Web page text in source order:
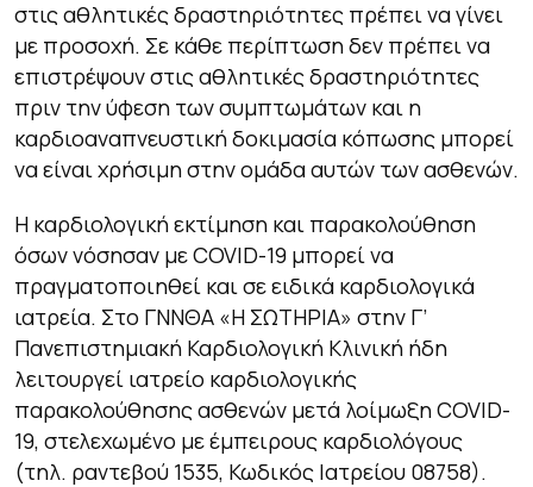
στις αθλητικές δραστηριότητες πρέπει να γίνει
με προσοχή. Σε κάθε περίπτωση δεν πρέπει να
επιστρέψουν στις αθλητικές δραστηριότητες
πριν την ύφεση των συμπτωμάτων και η
καρδιοαναπνευστική δοκιμασία κόπωσης μπορεί
να είναι χρήσιμη στην ομάδα αυτών των ασθενών.
Η καρδιολογική εκτίμηση και παρακολούθηση
όσων νόσησαν με COVID-19 μπορεί να
πραγματοποιηθεί και σε ειδικά καρδιολογικά
ιατρεία. Στο ΓΝΝΘΑ «Η ΣΩΤΗΡΙΑ» στην Γ’
Πανεπιστημιακή Καρδιολογική Κλινική ήδη
λειτουργεί ιατρείο καρδιολογικής
παρακολούθησης ασθενών μετά λοίμωξη COVID-
19, στελεχωμένο με έμπειρους καρδιολόγους
(τηλ. ραντεβού 1535, Κωδικός Ιατρείου 08758).